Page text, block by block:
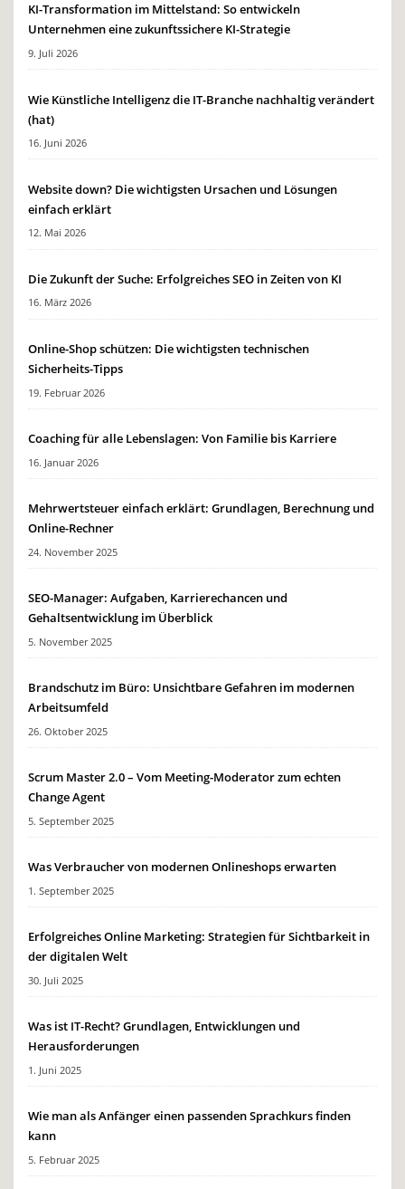
KI-Transformation im Mittelstand: So entwickeln
Unternehmen eine zukunftssichere KI-Strategie
9. Juli 2026
Wie Künstliche Intelligenz die IT-Branche nachhaltig verändert
(hat)
16. Juni 2026
Website down? Die wichtigsten Ursachen und Lösungen
einfach erklärt
12. Mai 2026
Die Zukunft der Suche: Erfolgreiches SEO in Zeiten von KI
16. März 2026
Online-Shop schützen: Die wichtigsten technischen
Sicherheits-Tipps
19. Februar 2026
Coaching für alle Lebenslagen: Von Familie bis Karriere
16. Januar 2026
Mehrwertsteuer einfach erklärt: Grundlagen, Berechnung und
Online-Rechner
24. November 2025
SEO-Manager: Aufgaben, Karrierechancen und
Gehaltsentwicklung im Überblick
5. November 2025
Brandschutz im Büro: Unsichtbare Gefahren im modernen
Arbeitsumfeld
26. Oktober 2025
Scrum Master 2.0 – Vom Meeting-Moderator zum echten
Change Agent
5. September 2025
Was Verbraucher von modernen Onlineshops erwarten
1. September 2025
Erfolgreiches Online Marketing: Strategien für Sichtbarkeit in
der digitalen Welt
30. Juli 2025
Was ist IT-Recht? Grundlagen, Entwicklungen und
Herausforderungen
1. Juni 2025
Wie man als Anfänger einen passenden Sprachkurs finden
kann
5. Februar 2025